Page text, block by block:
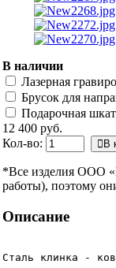
В наличии
Лазерная
Брусок для
Подарочная
12 400 руб.
Кол-во:
В
*Все изделия ООО
работы), поэтому
Описание
Сталь клинка -